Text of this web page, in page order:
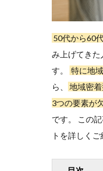
50代から60
み上げてき
す。
特に地
ら、
地域密
3つの要素が
です。 この
トを詳しくご